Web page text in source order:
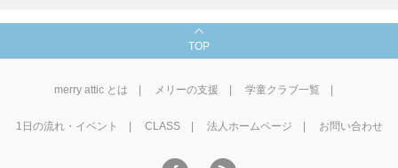
TOP
merry attic とは メリーの支援 学童クラブ一覧
1⽇の流れ・イベント CLASS 法人ホームページ お問い合わせ